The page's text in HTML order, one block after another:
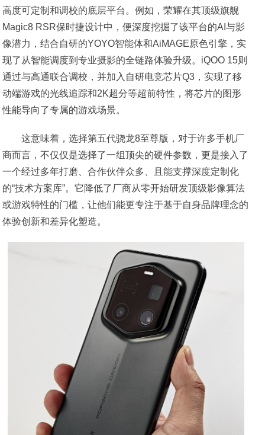
高度可定制和调校的底层平台。例如，荣耀在其顶级旗舰
Magic8 RSR保时捷设计中，便深度挖掘了该平台的AI与影
像潜力，结合自研的YOYO智能体和AiMAGE原色引擎，实
现了从智能调度到专业摄影的全链路体验升级。iQOO 15则
通过与高通联合调校，并加入自研电竞芯片Q3，实现了移
动端游戏的光线追踪和2K超分等超前特性，将芯片的图形
性能导向了专属的游戏场景。
这意味着，选择第五代骁龙8至尊版，对于许多手机厂
商而言，不仅仅是选择了一组顶尖的硬件参数，更是接入了
一个经过多年打磨、合作伙伴众多、且能支撑深度定制化
的“技术方案库”。它降低了厂商从零开始研发顶级影像算法
或游戏特性的门槛，让他们能更专注于基于自身品牌理念的
体验创新和差异化塑造。